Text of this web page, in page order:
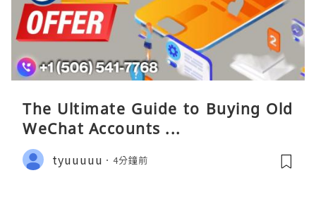
The Ultimate Guide to Buying Old
WeChat Accounts ...
tyuuuuu 4分鐘前